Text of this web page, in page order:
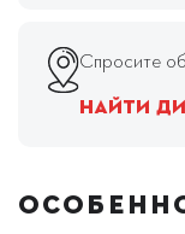
Спросите
НАЙТИ